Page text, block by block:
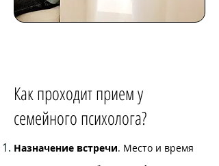
Как проходит прием у
семейного психолога?
Назначение встречи. Место и время